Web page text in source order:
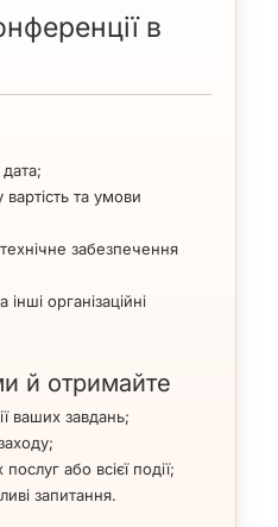
в
вартість та умови
забезпечення
організаційні
й отримайте
ваших завдань;
або всієї події;
запитання.